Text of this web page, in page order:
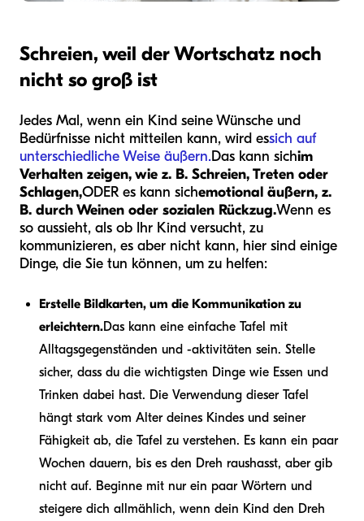
Schreien, weil der Wortschatz noch
nicht so groß ist
Jedes Mal, wenn ein Kind seine Wünsche und
Bedürfnisse nicht mitteilen kann, wird essich auf
unterschiedliche Weise äußern.Das kann sichim
Verhalten zeigen, wie z. B. Schreien, Treten oder
Schlagen,ODER es kann sichemotional äußern, z.
B. durch Weinen oder sozialen Rückzug.Wenn es
so aussieht, als ob Ihr Kind versucht, zu
kommunizieren, es aber nicht kann, hier sind einige
Dinge, die Sie tun können, um zu helfen:
Erstelle Bildkarten, um die Kommunikation zu
erleichtern.Das kann eine einfache Tafel mit
Alltagsgegenständen und -aktivitäten sein. Stelle
sicher, dass du die wichtigsten Dinge wie Essen und
Trinken dabei hast. Die Verwendung dieser Tafel
hängt stark vom Alter deines Kindes und seiner
Fähigkeit ab, die Tafel zu verstehen. Es kann ein paar
Wochen dauern, bis es den Dreh raushasst, aber gib
nicht auf. Beginne mit nur ein paar Wörtern und
steigere dich allmählich, wenn dein Kind den Dreh